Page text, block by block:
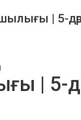
Жұмабаев Данияр
| 5-
| 5-